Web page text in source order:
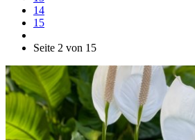
14
15
Seite 2 von 15